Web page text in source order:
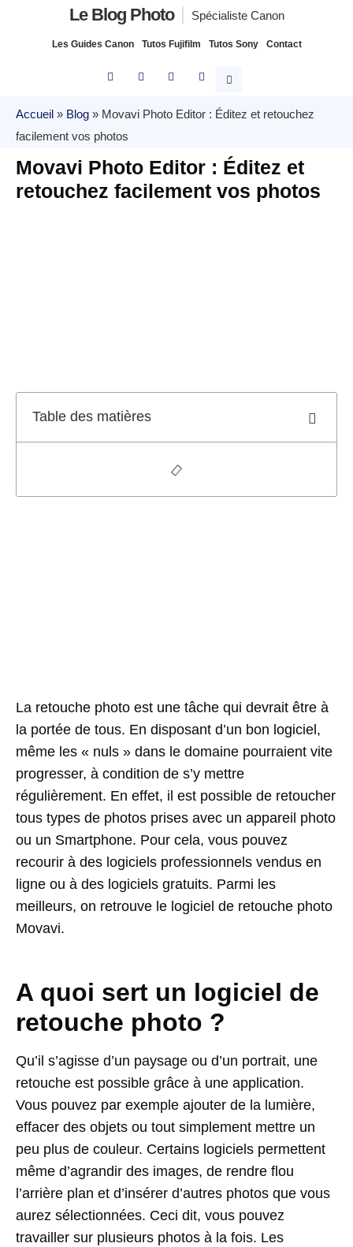
Le Blog Photo Spécialiste Canon
Les Guides Canon Tutos Fujifilm Tutos Sony Contact
Accueil » Blog » Movavi Photo Editor : Éditez et retouchez
facilement vos photos
Movavi Photo Editor : Éditez et
retouchez facilement vos photos
Table des matières
La retouche photo est une tâche qui devrait être à
la portée de tous. En disposant d’un bon logiciel,
même les « nuls » dans le domaine pourraient vite
progresser, à condition de s’y mettre
régulièrement. En effet, il est possible de retoucher
tous types de photos prises avec un appareil photo
ou un Smartphone. Pour cela, vous pouvez
recourir à des logiciels professionnels vendus en
ligne ou à des logiciels gratuits. Parmi les
meilleurs, on retrouve le logiciel de retouche photo
Movavi.
A quoi sert un logiciel de
retouche photo ?
Qu’il s’agisse d’un paysage ou d’un portrait, une
retouche est possible grâce à une application.
Vous pouvez par exemple ajouter de la lumière,
effacer des objets ou tout simplement mettre un
peu plus de couleur. Certains logiciels permettent
même d’agrandir des images, de rendre flou
l’arrière plan et d’insérer d’autres photos que vous
aurez sélectionnées. Ceci dit, vous pouvez
travailler sur plusieurs photos à la fois. Les